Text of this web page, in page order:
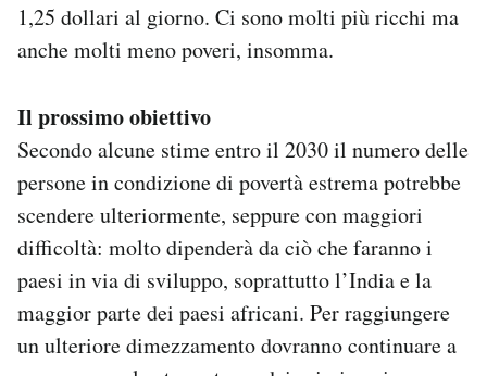
1,25 dollari al giorno. Ci sono molti più ricchi ma
anche molti meno poveri, insomma.
Il prossimo obiettivo
Secondo alcune stime entro il 2030 il numero delle
persone in condizione di povertà estrema potrebbe
scendere ulteriormente, seppure con maggiori
difficoltà: molto dipenderà da ciò che faranno i
paesi in via di sviluppo, soprattutto l’India e la
maggior parte dei paesi africani. Per raggiungere
un ulteriore dimezzamento dovranno continuare a